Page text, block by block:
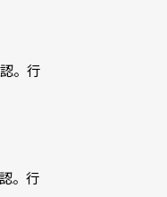
。行
。行